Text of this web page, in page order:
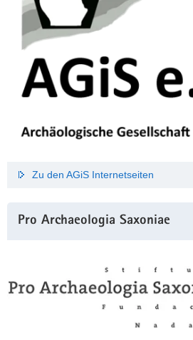
Zu den AGiS Internetseiten
Pro Archaeologia Saxoniae